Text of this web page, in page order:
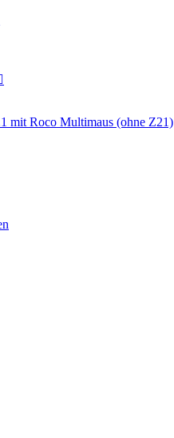
mit Roco Multimaus (ohne Z21)